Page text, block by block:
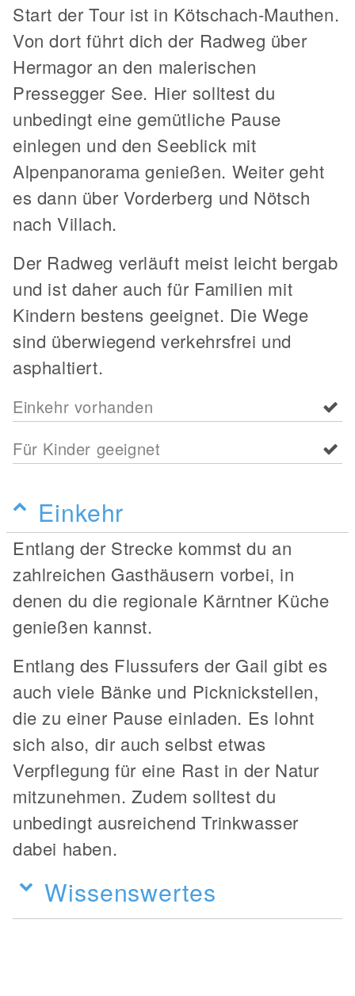
Start der Tour ist in Kötschach-Mauthen.
Von dort führt dich der Radweg über
Hermagor an den malerischen
Pressegger See. Hier solltest du
unbedingt eine gemütliche Pause
einlegen und den Seeblick mit
Alpenpanorama genießen. Weiter geht
es dann über Vorderberg und Nötsch
nach Villach.
Der Radweg verläuft meist leicht bergab
und ist daher auch für Familien mit
Kindern bestens geeignet. Die Wege
sind überwiegend verkehrsfrei und
asphaltiert.
Einkehr vorhanden
Für Kinder geeignet
Einkehr
Entlang der Strecke kommst du an
zahlreichen Gasthäusern vorbei, in
denen du die regionale Kärntner Küche
genießen kannst.
Entlang des Flussufers der Gail gibt es
auch viele Bänke und Picknickstellen,
die zu einer Pause einladen. Es lohnt
sich also, dir auch selbst etwas
Verpflegung für eine Rast in der Natur
mitzunehmen. Zudem solltest du
unbedingt ausreichend Trinkwasser
dabei haben.
Wissenswertes